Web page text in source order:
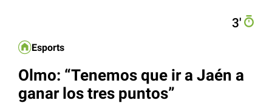
3′
Esports
Olmo: “Tenemos que ir a Jaén a
ganar los tres puntos”